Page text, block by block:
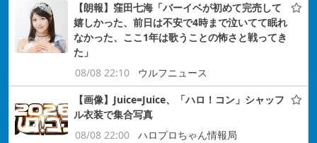
【朗報】窪田七海「バーイベが初めて完売して
嬉しかった、前日は不安で4時まで泣いてて眠れ
なかった、ここ1年は歌うことの怖さと戦ってき
た」
08/08 22:10
ウルフニュース
【画像】Juice=Juice、「ハロ！コン」シャッフ
ル衣装で集合写真
08/08 22:00
ハロプロちゃん情報局